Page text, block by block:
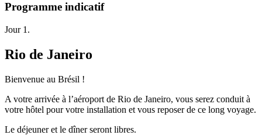
Programme indicatif
Jour 1.
Rio de Janeiro
Bienvenue au Brésil !
A votre arrivée à l’aéroport de Rio de Janeiro, vous serez conduit à
votre hôtel pour votre installation et vous reposer de ce long voyage.
Le déjeuner et le dîner seront libres.